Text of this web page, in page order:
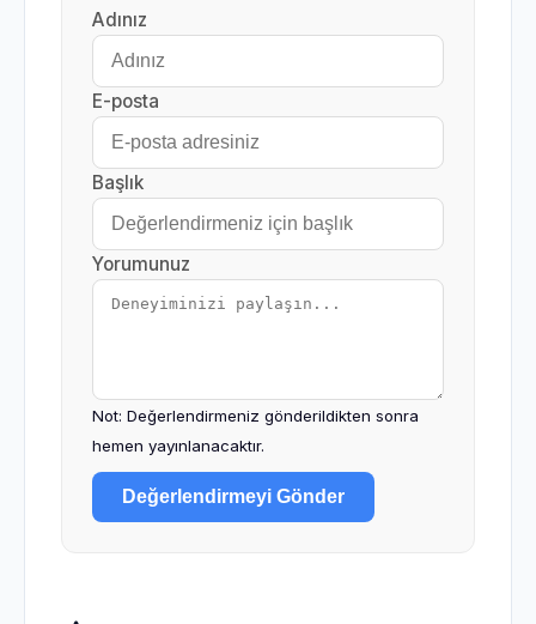
Adınız
E-posta
Başlık
Yorumunuz
Not: Değerlendirmeniz gönderildikten sonra
hemen yayınlanacaktır.
Değerlendirmeyi Gönder